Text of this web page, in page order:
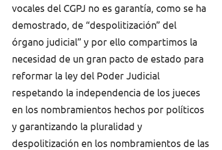
Volt Países Bajos
Volt Polonia
Volt Portugal
Volt Reino Unido
Volt Rumanía
Volt Suecia
Volt Suiza
vocales del CGPJ no es garantía, como se ha
demostrado, de “despolitización” del
órgano judicial” y por ello compartimos la
necesidad de un gran pacto de estado para
reformar la ley del Poder Judicial
respetando la independencia de los jueces
en los nombramientos hechos por políticos
y garantizando la pluralidad y
despolitización en los nombramientos de las